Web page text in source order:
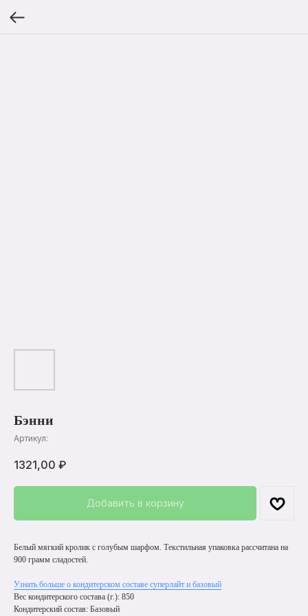
Бэнни
Артикул:
1321,00 ₽
Добавить в корзину
Белый мягкий кролик с голубым шарфом. Текстильная упаковка рассчитана на
900 грамм сладостей.
Узнать больше о кондитерском составе суперлайт и базовый
Вес кондитерского состава (г.): 850
Кондитерский состав: Базовый